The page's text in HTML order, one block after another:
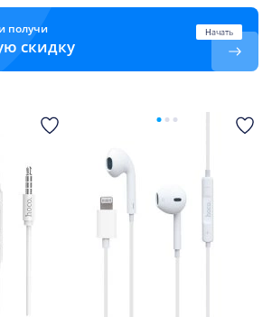
получи
скидку
Начать